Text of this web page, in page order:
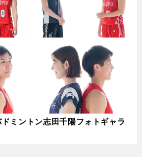
ミントン志田千陽フォトギャラ